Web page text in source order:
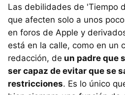
Las debilidades de 'Tiempo
que afecten solo a unos
en foros de Apple y
está en la calle, como en un
redacción, de un padre que
ser capaz de evitar que se
restricciones. Es lo único